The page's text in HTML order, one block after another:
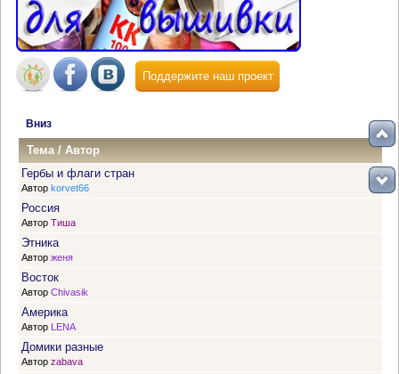
Поддержите наш проект
Вниз
Тема/Автор
Гербы и флаги стран
Автор korvet66
Россия
Автор Тиша
Этника
Автор женя
Восток
Автор Chivasik
Америка
Автор LENA
Домики разные
Автор zabava